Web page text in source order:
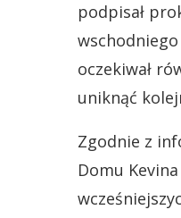
podpisał
oczekiwał
uniknąć
Zgodnie z
Domu